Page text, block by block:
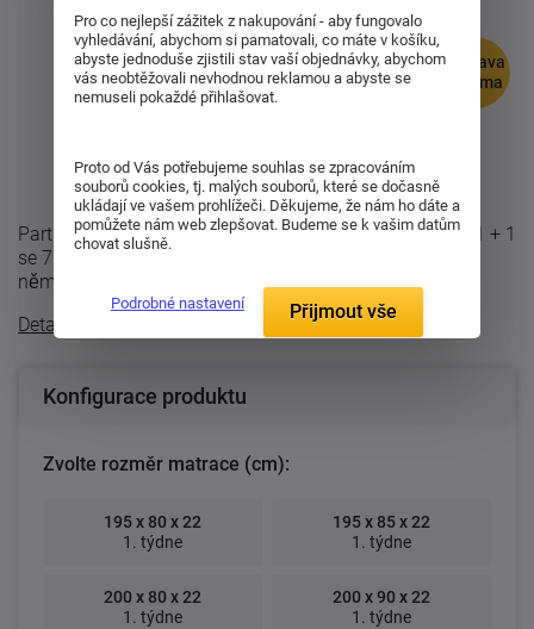
doprava
zdarma
Partnerská, kvalitní ortopedická matrace Nimue v setu 1 + 1
se 7 zónovým taštičkovým jádrem od špičkového
německého výrobce AGRO v kombinaci ...
Detailní popis
Konfigurace produktu
Zvolte rozměr matrace (cm):
195 x 80 x 22
1. týdne
195 x 85 x 22
1. týdne
200 x 80 x 22
1. týdne
200 x 90 x 22
1. týdne
Pro co nejlepší zážitek z nakupování - aby fungovalo
vyhledávání, abychom si pamatovali, co máte v košíku,
abyste jednoduše zjistili stav vaší objednávky, abychom
vás neobtěžovali nevhodnou reklamou a abyste se
nemuseli pokaždé přihlašovat.
Proto od Vás potřebujeme souhlas se zpracováním
souborů cookies, tj. malých souborů, které se dočasně
ukládají ve vašem prohlížeči. Děkujeme, že nám ho dáte a
pomůžete nám web zlepšovat. Budeme se k vašim datům
chovat slušně.
Podrobné nastavení Přijmout vše